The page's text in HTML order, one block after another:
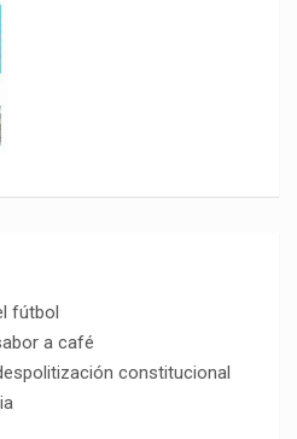
fútbol
a café
constitucional